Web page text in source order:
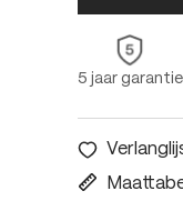
5 jaar garantie